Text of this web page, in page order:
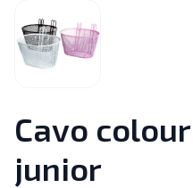
Cavo
junior